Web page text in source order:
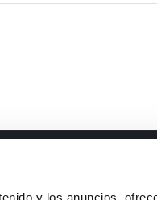
: +34 926 44 16 73